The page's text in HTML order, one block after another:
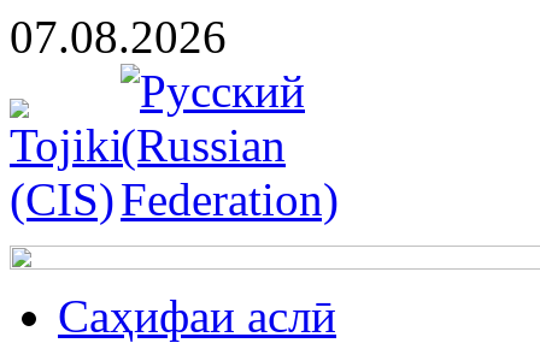
07.08.2026
Cаҳифаи аслӣ